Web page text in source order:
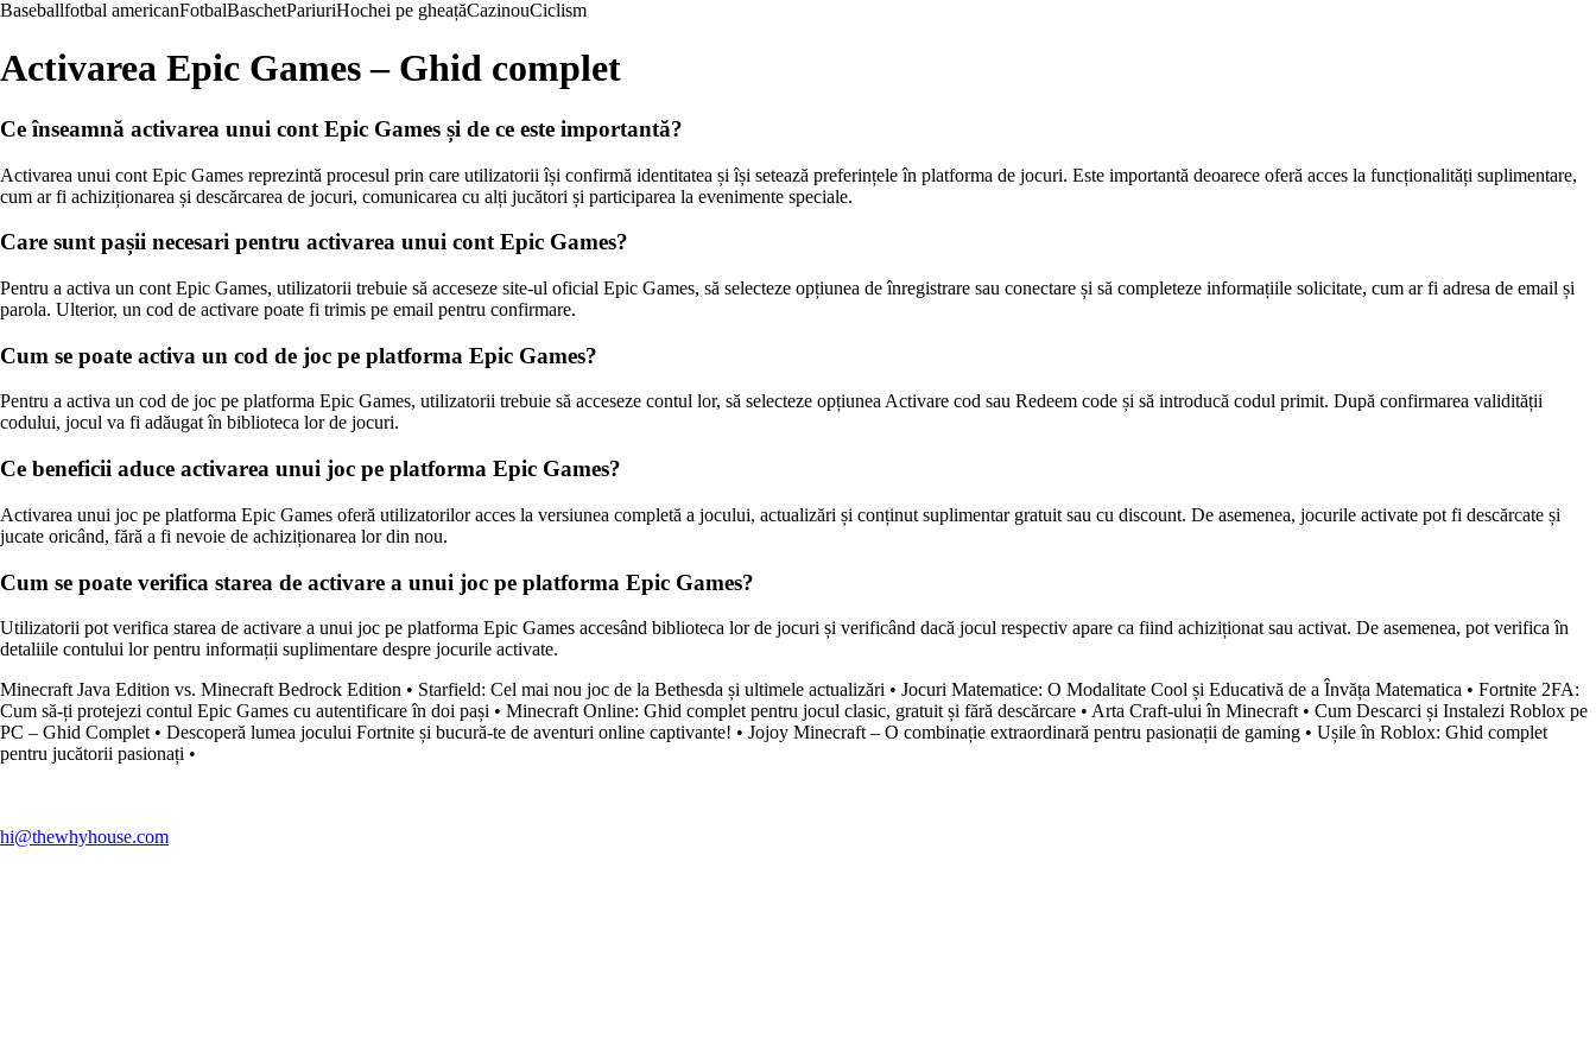
Baseballfotbal americanFotbalBaschetPariuriHochei pe gheațăCazinouCiclism
Activarea Epic Games – Ghid complet
Ce înseamnă activarea unui cont Epic Games și de ce este importantă?
Activarea unui cont Epic Games reprezintă procesul prin care utilizatorii își confirmă identitatea și își setează preferințele în platforma de jocuri. Este importantă deoarece oferă acces la funcționalități suplimentare,
cum ar fi achiziționarea și descărcarea de jocuri, comunicarea cu alți jucători și participarea la evenimente speciale.
Care sunt pașii necesari pentru activarea unui cont Epic Games?
Pentru a activa un cont Epic Games, utilizatorii trebuie să acceseze site-ul oficial Epic Games, să selecteze opțiunea de înregistrare sau conectare și să completeze informațiile solicitate, cum ar fi adresa de email și
parola. Ulterior, un cod de activare poate fi trimis pe email pentru confirmare.
Cum se poate activa un cod de joc pe platforma Epic Games?
Pentru a activa un cod de joc pe platforma Epic Games, utilizatorii trebuie să acceseze contul lor, să selecteze opțiunea Activare cod sau Redeem code și să introducă codul primit. După confirmarea validității
codului, jocul va fi adăugat în biblioteca lor de jocuri.
Ce beneficii aduce activarea unui joc pe platforma Epic Games?
Activarea unui joc pe platforma Epic Games oferă utilizatorilor acces la versiunea completă a jocului, actualizări și conținut suplimentar gratuit sau cu discount. De asemenea, jocurile activate pot fi descărcate și
jucate oricând, fără a fi nevoie de achiziționarea lor din nou.
Cum se poate verifica starea de activare a unui joc pe platforma Epic Games?
Utilizatorii pot verifica starea de activare a unui joc pe platforma Epic Games accesând biblioteca lor de jocuri și verificând dacă jocul respectiv apare ca fiind achiziționat sau activat. De asemenea, pot verifica în
detaliile contului lor pentru informații suplimentare despre jocurile activate.
Minecraft Java Edition vs. Minecraft Bedrock Edition • Starfield: Cel mai nou joc de la Bethesda și ultimele actualizări • Jocuri Matematice: O Modalitate Cool și Educativă de a Învăța Matematica • Fortnite 2FA:
Cum să-ți protejezi contul Epic Games cu autentificare în doi pași • Minecraft Online: Ghid complet pentru jocul clasic, gratuit și fără descărcare • Arta Craft-ului în Minecraft • Cum Descarci și Instalezi Roblox pe
PC – Ghid Complet • Descoperă lumea jocului Fortnite și bucură-te de aventuri online captivante! • Jojoy Minecraft – O combinație extraordinară pentru pasionații de gaming • Ușile în Roblox: Ghid complet
pentru jucătorii pasionați •
hi@thewhyhouse.com